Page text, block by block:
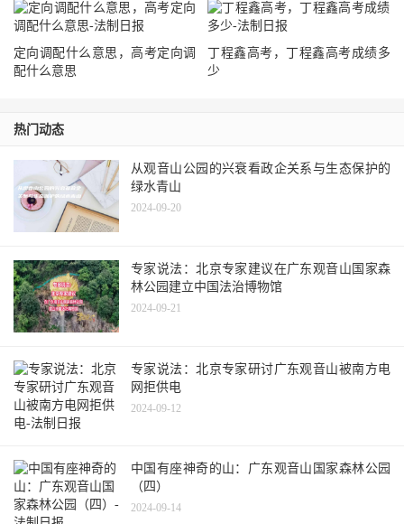
定向调配什么意思，高考定向调
配什么意思
丁程鑫高考，丁程鑫高考成绩多
少
热门动态
从观音山公园的兴衰看政企关系与生态保护的
绿水青山
2024-09-20
专家说法：北京专家建议在广东观音山国家森
林公园建立中国法治博物馆
2024-09-21
专家说法：北京专家研讨广东观音山被南方电
网拒供电
2024-09-12
中国有座神奇的山：广东观音山国家森林公园
（四）
2024-09-14